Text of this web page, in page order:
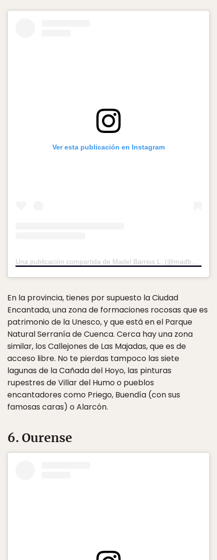
Ver esta publicación en Instagram
En la provincia, tienes por supuesto la Ciudad
Encantada, una zona de formaciones rocosas que es
patrimonio de la Unesco, y que está en el Parque
Natural Serranía de Cuenca. Cerca hay una zona
similar, los Callejones de Las Majadas, que es de
acceso libre. No te pierdas tampoco las siete
lagunas de la Cañada del Hoyo, las pinturas
rupestres de Villar del Humo o pueblos
encantadores como Priego, Buendía (con sus
famosas caras) o Alarcón.
6. Ourense